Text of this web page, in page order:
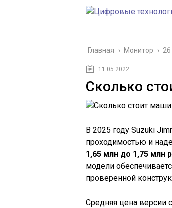
Главная › Монитор › 26
11.05.2022
Сколько
В 2025 году Suzuki
проходимостью и
1,65 млн до 1,75 млн
модели
проверенной
Средняя цена версии